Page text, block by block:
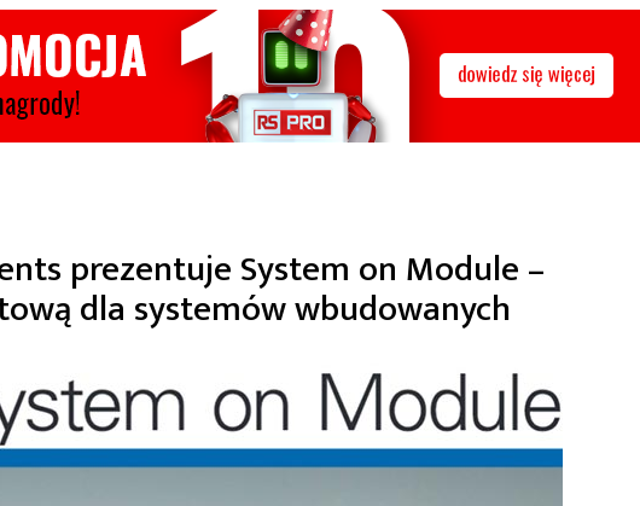
prezentuje System on Module –
dla systemów wbudowanych